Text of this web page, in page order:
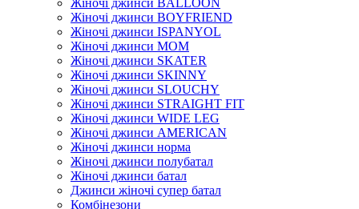
Жіночі джинси BALLOON
Жіночі джинси BOYFRIEND
Жіночі джинси ISPANYOL
Жіночі джинси МОМ
Жіночі джинси SKATER
Жіночі джинси SKINNY
Жіночі джинси SLOUCHY
Жіночі джинси STRAIGHT FIT
Жіночі джинси WIDE LEG
Жіночі джинси AMERICAN
Жіночі джинси норма
Жіночі джинси полубатал
Жіночі джинси батал
Джинси жіночі супер батал
Комбінезони